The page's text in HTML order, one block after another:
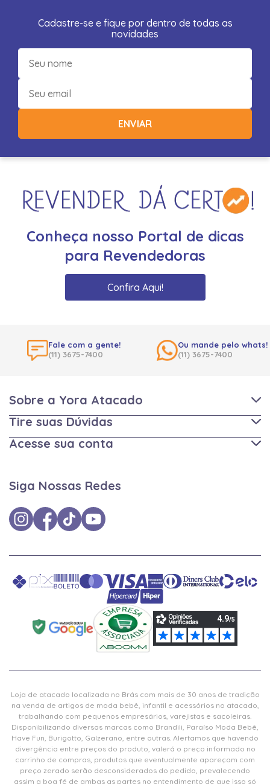
Cadastre-se e fique por dentro de todas as
novidades
ENVIAR
Conheça nosso Portal de dicas
para Revendedoras
Confira Aqui!
Fale com a gente!
(11) 3675-7400
Ou mande pelo whats!
(11) 3675-7400
Sobre a Yora Atacado
Tire suas Dúvidas
Acesse sua conta
Siga Nossas Redes
Loja de atacado localizada no Brás com mais de 30 anos de tradição
na venda de artigos de moda bebê, infantil e acessórios no atacado,
trabalhando com pequenos empresários, varejistas e sacoleiras.
Disponibilizando diversas marcas como Brandili, Paraíso Moda Bebê,
Have Fun, Burigotto, Galzerano, entre outras. Alertamos que havendo
divergência entre preços do produto, valerá o preço informado no
carrinho de compras, produtos que eventualmente apareçam com
preço zerado serão desconsiderados do pedido, prevalecendo
assim a boa fé de ambas as partes no entendimento de que isso só